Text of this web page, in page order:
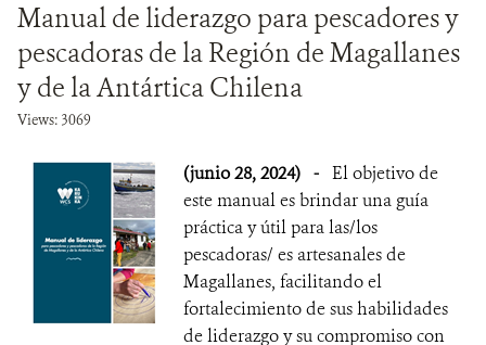
Manual de liderazgo para pescadores y
pescadoras de la Región de Magallanes
y de la Antártica Chilena
Views: 3069
(junio 28, 2024) - El objetivo de
este manual es brindar una guía
práctica y útil para las/los
pescadoras/ es artesanales de
Magallanes, facilitando el
fortalecimiento de sus habilidades
de liderazgo y su compromiso con